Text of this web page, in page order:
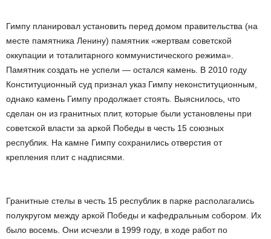
Гимпу планировал установить перед домом правительства (на
месте памятника Ленину) памятник «жертвам советской
оккупации и тоталитарного коммунистического режима».
Памятник создать не успели — остался камень. В 2010 году
Конституционный суд признал указ Гимпу неконституционным,
однако камень Гимпу продолжает стоять. Выяснилось, что
сделан он из гранитных плит, которые были установлены при
советской власти за аркой Победы в честь 15 союзных
республик. На камне Гимпу сохранились отверстия от
крепления плит с надписями.
Гранитные стелы в честь 15 республик в парке располагались
полукругом между аркой Победы и кафедральным собором. Их
было восемь. Они исчезли в 1999 году, в ходе работ по